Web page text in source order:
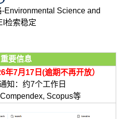
Environmental Science and
检索稳定
重要信息
年7月17日(逾期不再开放）
知：约7个工作日
Scopus等